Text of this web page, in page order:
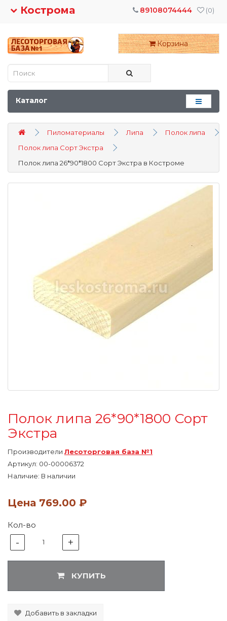
Кострома (0)
89108074444
Корзина
Каталог
Пиломатериалы Липа
Полок липа
Полок липа Сорт Экстра
Полок липа 26*90*1800 Сорт Экстра в Костроме
Полок липа 26*90*1800 Сорт
Экстра
Производители Лесоторговая база №1
Артикул: 00-00006372
Наличие: В наличии
Цена 769.00 ₽
Кол-во
- 1 +
КУПИТЬ
Добавить в закладки